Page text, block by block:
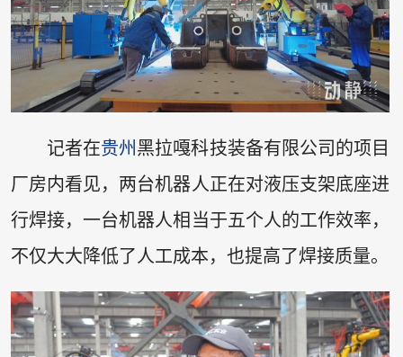
记者在贵州 黑拉嘎科技装备有限公司的项目
厂房内看见，两台机器人正在对液压支架底座进
行焊接，一台机器人相当于五个人的工作效率，
不仅大大降低了人工成本，也提高了焊接质量。